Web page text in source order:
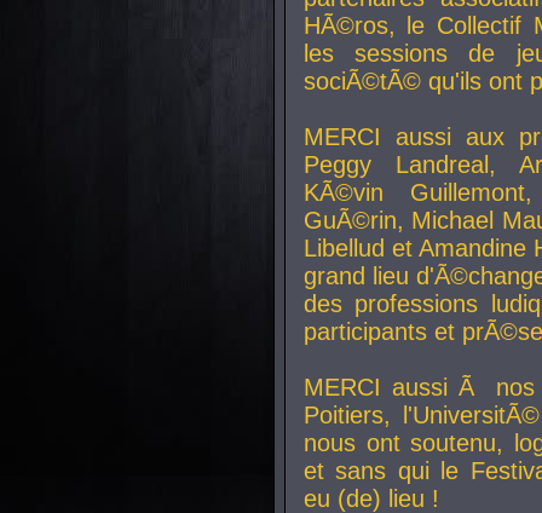
HÃ©ros, le Collectif
les sessions de
sociÃ©tÃ© qu'ils ont
MERCI aussi aux
Peggy Landreal,
KÃ©vin
GuÃ©rin, Michael
Libellud et Amandine
grand lieu
des professions
participants et
MERCI aussi Ã nos
Poitiers,
nous ont soutenu,
et sans qui le
eu (de) lieu !